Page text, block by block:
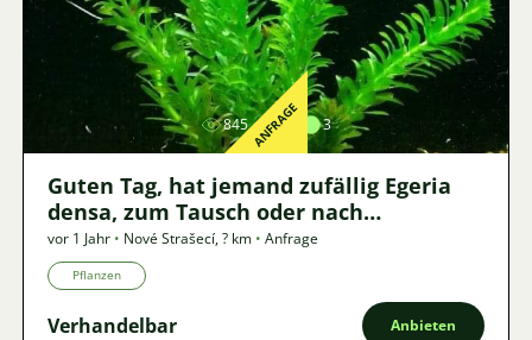
Bild
845 2 3
ANFRAGE
Guten Tag, hat jemand zufällig Egeria
densa, zum Tausch oder nach
Vereinbarung, Übergabe in neuem
Strašecí?
vor 1 Jahr • Nové Strašecí,? km • Anfrage
Pflanzen
Verhandelbar Anbieten